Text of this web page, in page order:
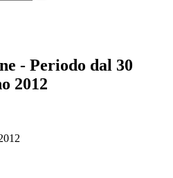
- Periodo dal 30
2012